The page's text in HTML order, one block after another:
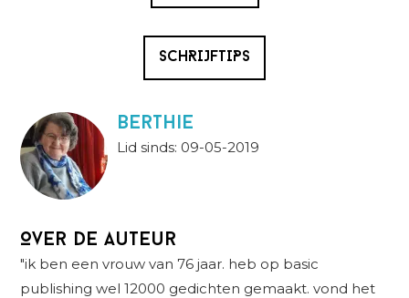
SCHRIJFTIPS
berthie
Lid sinds: 09-05-2019
Over de auteur
"ik ben een vrouw van 76 jaar. heb op basic
publishing wel 12000 gedichten gemaakt. vond het